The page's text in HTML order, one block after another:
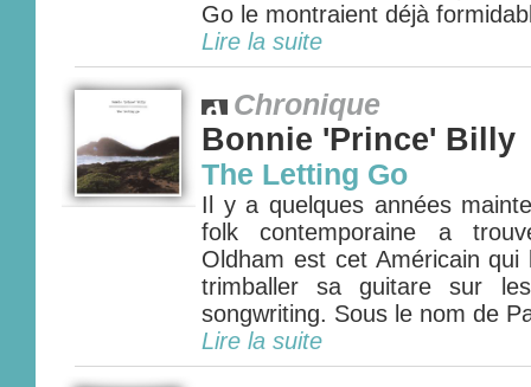
Go le montraient déjà
Lire la suite
Chronique
Bonnie 'Prince' Billy
The Letting Go
Il y a quelques années
folk contemporaine a
Oldham est cet Américain qui
trimballer sa guitare sur
songwriting. Sous le nom de
Lire la suite